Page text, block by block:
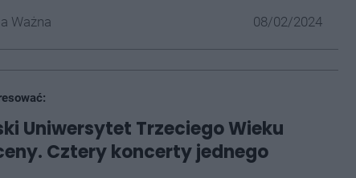
Ważna 08/02/2024
Uniwersytet Trzeciego Wieku
Cztery koncerty jednego